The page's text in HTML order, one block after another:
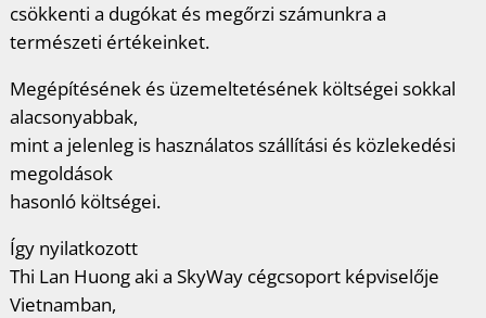
csökkenti a dugókat és megőrzi számunkra a
természeti értékeinket.
Megépítésének és üzemeltetésének költségei sokkal
alacsonyabbak,
mint a jelenleg is használatos szállítási és közlekedési
megoldások
hasonló költségei.
Így nyilatkozott
Thi Lan Huong aki a SkyWay cégcsoport képviselője
Vietnamban,